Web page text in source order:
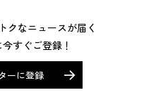
クなニュースが届く
すぐご登録！
ーに登録